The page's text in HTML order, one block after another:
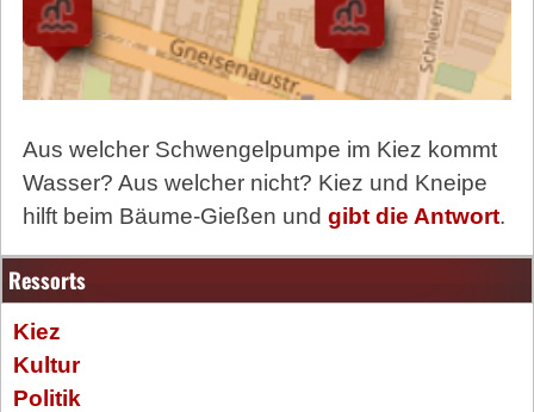
Aus welcher Schwengelpumpe im Kiez kommt
Wasser? Aus welcher nicht? Kiez und Kneipe
hilft beim Bäume-Gießen und gibt die Antwort.
Ressorts
Kiez
Kultur
Politik